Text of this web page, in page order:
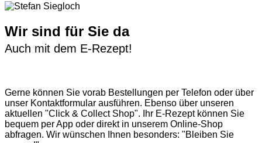
Wir sind für Sie da
Auch mit dem E-Rezept!
Gerne können Sie vorab Bestellungen per Telefon oder über
unser Kontaktformular ausführen. Ebenso über unseren
aktuellen "Click & Collect Shop". Ihr E-Rezept können Sie
bequem per App oder direkt in unserem Online-Shop
abfragen. Wir wünschen Ihnen besonders: "Bleiben Sie